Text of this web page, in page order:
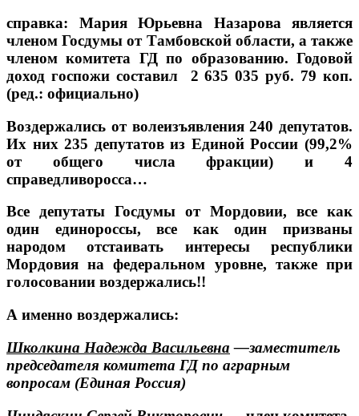
справка: Мария Юрьевна Назарова является
членом Госдумы от Тамбовской области, а также
членом комитета ГД по образованию. Годовой
доход госпожи составил
2 635 035 руб. 79 коп.
(ред.: официально)
Воздержались от волеизъявления 240 депутатов.
Их них 235 депутатов из Единой России (99,2%
от общего числа фракции) и 4
справедливоросса…
Все депутаты Госдумы от Мордовии, все как
один единороссы, все как один призваны
народом отстаивать интересы республики
Мордовия на федеральном уровне, также при
голосовании воздержались!!
А именно воздержались:
Школкина Надежда Васильевна —заместитель
председателя комитета ГД по аграрным
вопросам (Единая Россия)